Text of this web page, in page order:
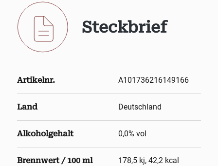
Steckbrief
Artikelnr. A101736216149166
Land Deutschland
Alkoholgehalt 0,0% vol
Brennwert / 100 ml 178,5 kj, 42,2 kcal